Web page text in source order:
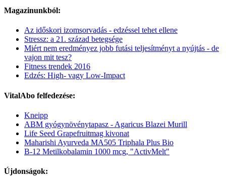
Magazinunkból:
Az időskori izomsorvadás - edzéssel tehet ellene
Stressz: a 21. század betegsége
Miért nem eredményez jobb futási teljesítményt a nyújtás - de
vajon mit tesz?
Fitness trendek 2016
Edzés: High- vagy Low-Impact
VitalAbo felfedezése:
Kneipp
ABM gyógynövénytapasz - Agaricus Blazei Murill
Life Seed Grapefruitmag kivonat
Maharishi Ayurveda MA505 Triphala Plus Bio
B-12 Metilkobalamin 1000 mcg, "ActivMelt"
Újdonságok: